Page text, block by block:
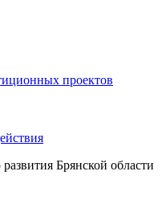
проектов
Брянской области